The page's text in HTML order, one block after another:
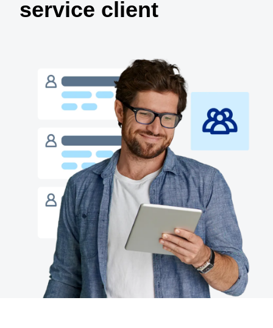
Sweden (English)
Finland (English)
Belgium (English)
España (Español)
Norway (English)
service client